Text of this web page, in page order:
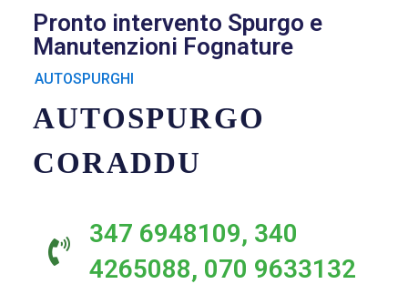
Pronto intervento Spurgo e
Manutenzioni Fognature
AUTOSPURGHI
AUTOSPURGO
CORADDU
347 6948109, 340
4265088, 070 9633132